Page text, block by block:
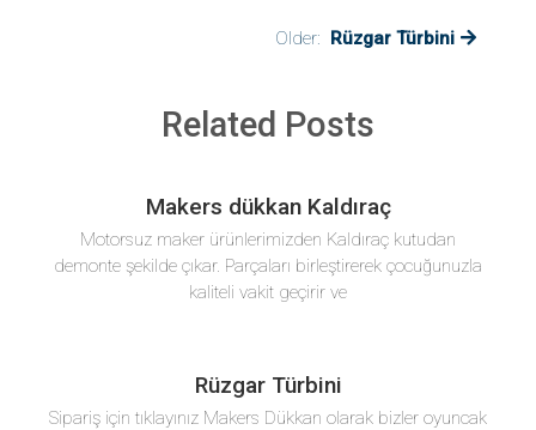
Older: Rüzgar Türbini
Related Posts
Makers dükkan Kaldıraç
Motorsuz maker ürünlerimizden Kaldıraç kutudan
demonte şekilde çıkar. Parçaları birleştirerek çocuğunuzla
kaliteli vakit geçirir ve
Rüzgar Türbini
Sipariş için tıklayınız Makers Dükkan olarak bizler oyuncak